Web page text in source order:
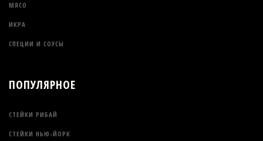
МЯСО
ИКРА
СПЕЦИИ И СОУСЫ
ПОПУЛЯРНОЕ
СТЕЙКИ РИБАЙ
СТЕЙКИ НЬЮ-ЙОРК